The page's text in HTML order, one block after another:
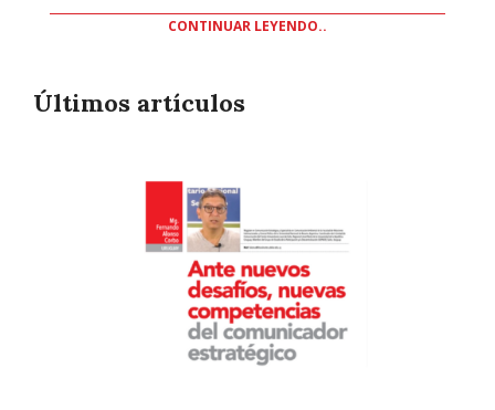
CONTINUAR LEYENDO..
Últimos artículos